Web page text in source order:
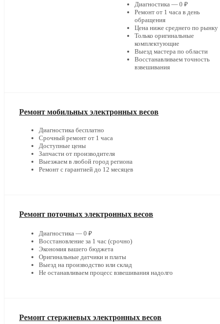
Диагностика — 0 ₽
Ремонт от 1 часа в день
обращения
Цена ниже среднего по рынку
Только оригинальные
комплектующие
Выезд мастера по области
Восстанавливаем точность
взвешивания
Ремонт мобильных электронных весов
Диагностика бесплатно
Срочный ремонт от 1 часа
Доступные цены
Запчасти от производителя
Выезжаем в любой город региона
Ремонт с гарантией до 12 месяцев
Ремонт поточных электронных весов
Диагностика — 0 ₽
Восстановление за 1 час (срочно)
Экономия вашего бюджета
Оригинальные датчики и платы
Выезд на производство или склад
Не останавливаем процесс взвешивания надолго
Ремонт стержневых электронных весов